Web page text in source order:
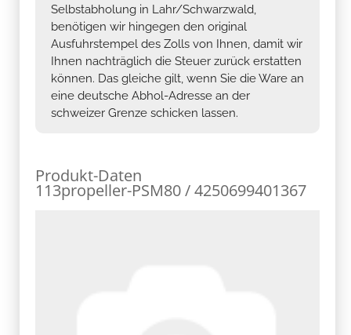
Selbstabholung in Lahr/Schwarzwald,
benötigen wir hingegen den original
Ausfuhrstempel des Zolls von Ihnen, damit wir
Ihnen nachträglich die Steuer zurück erstatten
können. Das gleiche gilt, wenn Sie die Ware an
eine deutsche Abhol-Adresse an der
schweizer Grenze schicken lassen.
Produkt-Daten
113propeller-PSM80 / 4250699401367